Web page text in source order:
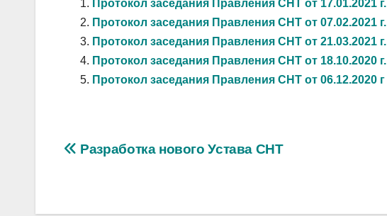
Протокол заседания Правления СНТ от 17.01.2021 г.
Протокол заседания Правления СНТ от 07.02.2021 г.
Протокол заседания Правления СНТ от 21.03.2021 г.
Протокол заседания Правления СНТ от 18.10.2020 г.
Протокол заседания Правления СНТ от 06.12.2020 г
Навигация
Разработка нового Устава СНТ